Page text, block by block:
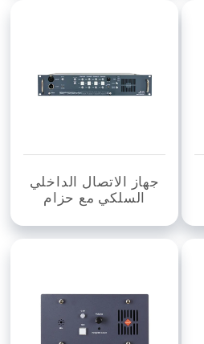
جهاز الاتصال الداخلي
السلكي مع حزام